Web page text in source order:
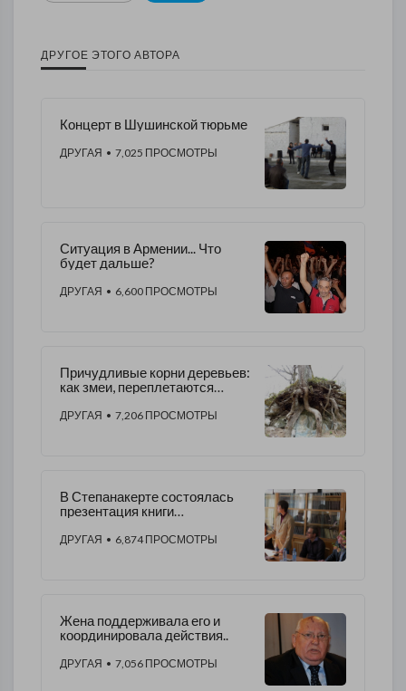
ДРУГОЕ ЭТОГО АВТОРА
Концерт в Шушинской тюрьме
ДРУГАЯ • 7,025 ПРОСМОТРЫ
Ситуация в Армении... Что
будет дальше?
ДРУГАЯ • 6,600 ПРОСМОТРЫ
Причудливые корни деревьев:
как змеи, переплетаются
ДРУГАЯ • 7,206 ПРОСМОТРЫ
В Степанакерте состоялась
презентация книги
ДРУГАЯ • 6,874 ПРОСМОТРЫ
Жена поддерживала его и
координировала действия..
ДРУГАЯ • 7,056 ПРОСМОТРЫ